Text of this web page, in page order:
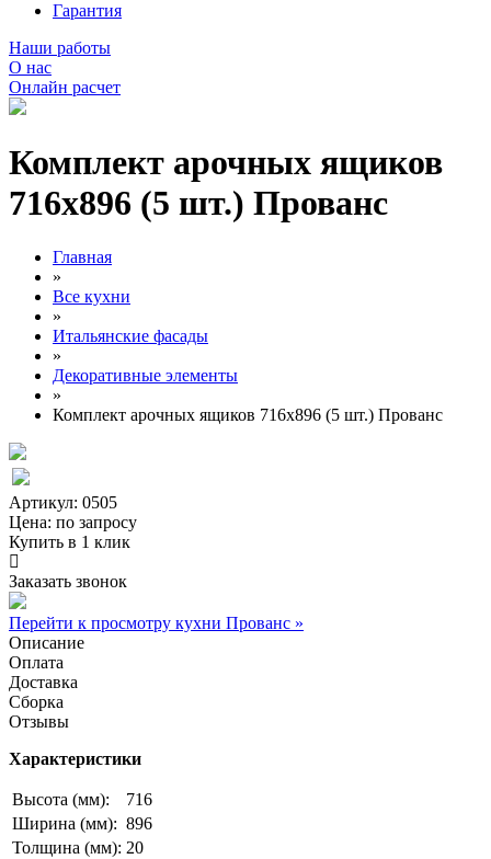
Гарантия
Наши работы
О нас
Онлайн расчет
Комплект арочных ящиков
716х896 (5 шт.) Прованс
Главная
»
Все кухни
»
Итальянские фасады
»
Декоративные элементы
»
Комплект арочных ящиков 716х896 (5 шт.) Прованс
Артикул: 0505
Цена: по запросу
Купить в 1 клик
Заказать звонок
Перейти к просмотру кухни Прованс »
Описание
Оплата
Доставка
Сборка
Отзывы
Характеристики
Высота (мм):
716
Ширина (мм): 896
Толщина (мм): 20